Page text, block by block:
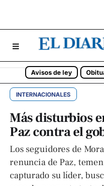
Avisos de ley
INTERNACIONALES
Más disturbios
Paz contra el
Los seguidores de
renuncia de Paz,
capturado su líder,